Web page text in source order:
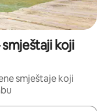
koji
smještaje koji